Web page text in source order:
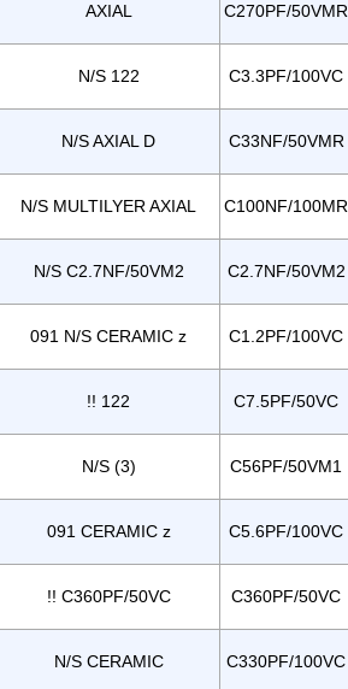
AXIAL C270PF/50VMR
N/S 122 C3.3PF/100VC
N/S AXIAL D C33NF/50VMR
N/S MULTILYER AXIAL C100NF/100MR
N/S C2.7NF/50VM2 C2.7NF/50VM2
091 N/S CERAMIC z C1.2PF/100VC
!! 122 C7.5PF/50VC
N/S (3) C56PF/50VM1
091 CERAMIC z C5.6PF/100VC
!! C360PF/50VC C360PF/50VC
N/S CERAMIC C330PF/100VC